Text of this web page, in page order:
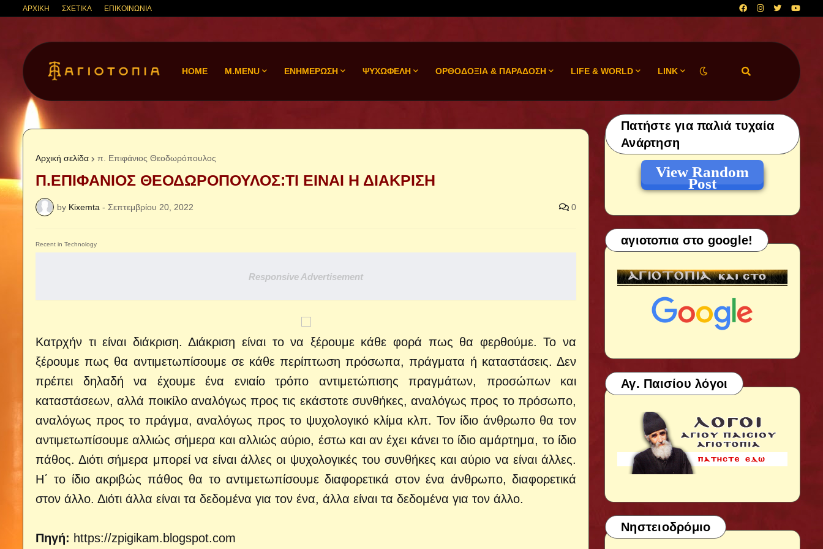
ΑΡΧΙΚΗ ΣΧΕΤΙΚΑ ΕΠΙΚΟΙΝΩΝΙΑ
HOME M.MENU ΕΝΗΜΕΡΩΣΗ ΨΥΧΩΦΕΛΗ ΟΡΘΟΔΟΞΙΑ & ΠΑΡΑΔΟΣΗ LIFE & WORLD LINK
Αρχική σελίδα π. Επιφάνιος Θεοδωρόπουλος
Π.ΕΠΙΦΑΝΙΟΣ ΘΕΟΔΩΡΟΠΟΥΛΟΣ:ΤΙ ΕΙΝΑΙ Η ΔΙΑΚΡΙΣΗ
by Kixemta - Σεπτεμβρίου 20, 2022 0
Recent in Technology
Responsive Advertisement
Κατρχήν τι είναι διάκριση. Διάκριση είναι το να ξέρουμε κάθε φορά πως θα φερθούμε. Το να
ξέρουμε πως θα αντιμετωπίσουμε σε κάθε περίπτωση πρόσωπα, πράγματα ή καταστάσεις. Δεν
πρέπει δηλαδή να έχουμε ένα ενιαίο τρόπο αντιμετώπισης πραγμάτων, προσώπων και
καταστάσεων, αλλά ποικίλο αναλόγως προς τις εκάστοτε συνθήκες, αναλόγως προς το πρόσωπο,
αναλόγως προς το πράγμα, αναλόγως προς το ψυχολογικό κλίμα κλπ. Τον ίδιο άνθρωπο θα τον
αντιμετωπίσουμε αλλιώς σήμερα και αλλιώς αύριο, έστω και αν έχει κάνει το ίδιο αμάρτημα, το ίδιο
πάθος. Διότι σήμερα μπορεί να είναι άλλες οι ψυχολογικές του συνθήκες και αύριο να είναι άλλες.
Η΄ το ίδιο ακριβώς πάθος θα το αντιμετωπίσουμε διαφορετικά στον ένα άνθρωπο, διαφορετικά
στον άλλο. Διότι άλλα είναι τα δεδομένα για τον ένα, άλλα είναι τα δεδομένα για τον άλλο.
Πηγή: https://zpigikam.blogspot.com
Πατήστε για παλιά τυχαία
Ανάρτηση
View Random
Post
αγιοτοπια στο google!
Αγ. Παισίου λόγοι
Νηστειοδρόμιο